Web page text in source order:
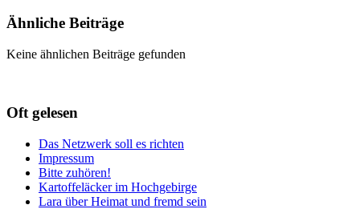
Ähnliche Beiträge
Keine ähnlichen Beiträge gefunden
Oft gelesen
Das Netzwerk soll es richten
Impressum
Bitte zuhören!
Kartoffeläcker im Hochgebirge
Lara über Heimat und fremd sein